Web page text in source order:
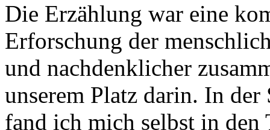
Die Erzählung war eine
Erforschung der
und nachdenklicher
unserem Platz darin. In
fand ich mich selbst in den